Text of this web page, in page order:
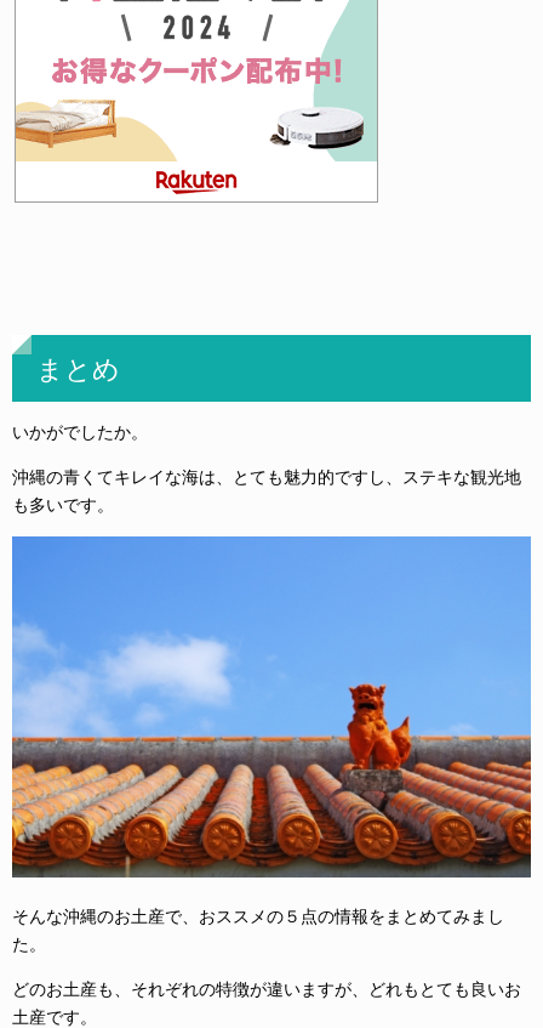
まとめ
いかがでしたか。
沖縄の青くてキレイな海は、とても魅力的ですし、ステキな観光地
も多いです。
そんな沖縄のお土産で、おススメの５点の情報をまとめてみまし
た。
どのお土産も、それぞれの特徴が違いますが、どれもとても良いお
土産です。